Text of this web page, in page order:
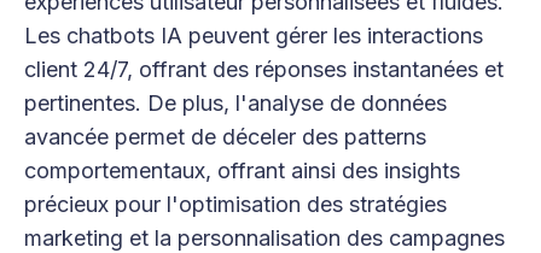
Les chatbots IA peuvent gérer les interactions
client 24/7, offrant des réponses instantanées et
pertinentes. De plus, l'analyse de données
avancée permet de déceler des patterns
comportementaux, offrant ainsi des insights
précieux pour l'optimisation des stratégies
marketing et la personnalisation des campagnes